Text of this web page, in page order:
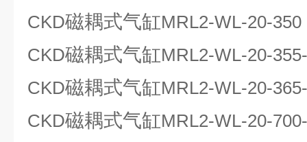
CKD磁耦式气缸MRL2-WL-20-350
CKD磁耦式气缸MRL2-WL-20-
CKD磁耦式气缸MRL2-WL-20-
CKD磁耦式气缸MRL2-WL-20-